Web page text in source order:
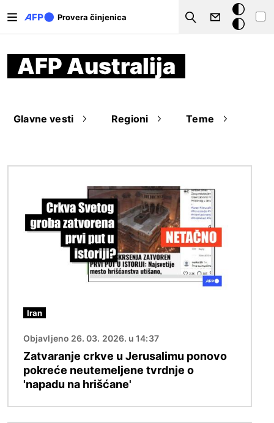
Provera činjenica
Search
Tamna
pozadina
AFP Australija
Glavne vesti Regioni Teme
Iran
Objavljeno 26. 03. 2026. u 14:37
Zatvaranje crkve u Jerusalimu ponovo
pokreće neutemeljene tvrdnje o
'napadu na hrišćane'